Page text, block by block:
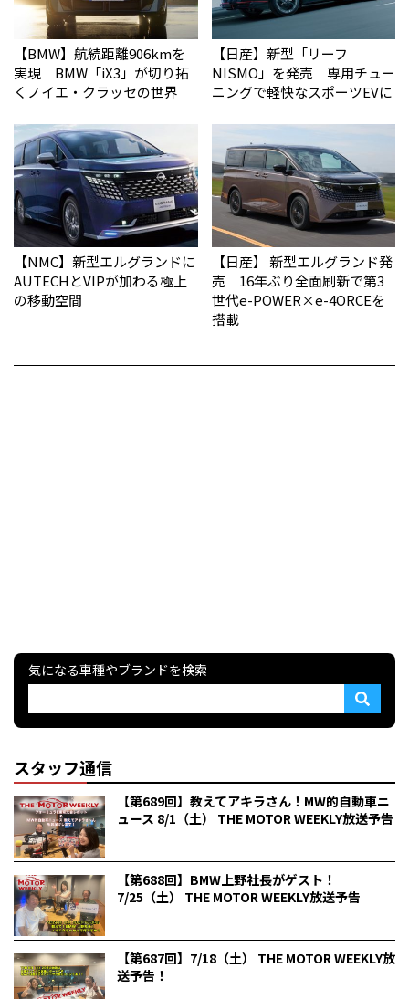
【BMW】航続距離906kmを
実現 BMW「iX3」が切り拓
くノイエ・クラッセの世界
【日産】新型「リーフ
NISMO」を発売 専用チュー
ニングで軽快なスポーツEVに
【NMC】新型エルグランドに
AUTECHとVIPが加わる極上
の移動空間
【日産】 新型エルグランド発
売 16年ぶり全面刷新で第3
世代e-POWER×e-4ORCEを
搭載
気になる車種やブランドを検索
スタッフ通信
【第689回】教えてアキラさん！MW的自動車ニ
ュース 8/1（土） THE MOTOR WEEKLY放送予告
【第688回】BMW上野社長がゲスト！
7/25（土） THE MOTOR WEEKLY放送予告
【第687回】7/18（土） THE MOTOR WEEKLY放
送予告！